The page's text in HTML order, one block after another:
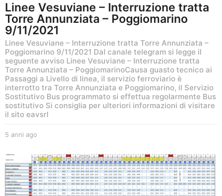
Linee Vesuviane – Interruzione tratta
Torre Annunziata – Poggiomarino
9/11/2021
Linee Vesuviane – Interruzione tratta Torre Annunziata –
Poggiomarino 9/11/2021 Dal canale telegram si legge il
seguente avviso Linee Vesuviane – Interruzione tratta
Torre Annunziata – PoggiomarinoCausa guasto tecnico ai
Passaggi a Livello di linea, il servizio ferroviario è
interrotto tra Torre Annunziata e Poggiomarino, il Servizio
Sostitutivo Bus programmato si effettua regolarmente Bus
sostitutivo Si consiglia per ulteriori informazioni di visitare
il sito eavsrl
5 anni ago
n
n
i
a
g